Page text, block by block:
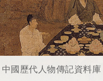
中國歷代人物傳記資料庫